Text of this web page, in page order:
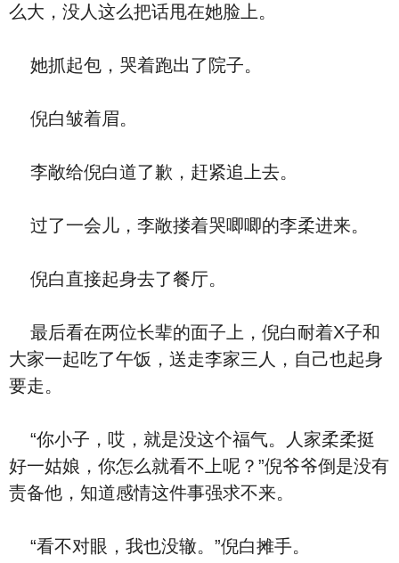
么大，没人这么把话甩在她脸上。
她抓起包，哭着跑出了院子。
倪白皱着眉。
李敞给倪白道了歉，赶紧追上去。
过了一会儿，李敞搂着哭唧唧的李柔进来。
倪白直接起身去了餐厅。
最后看在两位长辈的面子上，倪白耐着X子和
大家一起吃了午饭，送走李家三人，自己也起身
要走。
“你小子，哎，就是没这个福气。人家柔柔挺
好一姑娘，你怎么就看不上呢？”倪爷爷倒是没有
责备他，知道感情这件事强求不来。
“看不对眼，我也没辙。”倪白摊手。